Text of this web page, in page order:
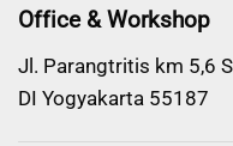
Office & Workshop
Jl. Parangtritis km 5,6
DI Yogyakarta 55187